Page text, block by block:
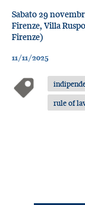
Sabato 29
Firenze, Villa
Firenze)
11/11/2025
rule of